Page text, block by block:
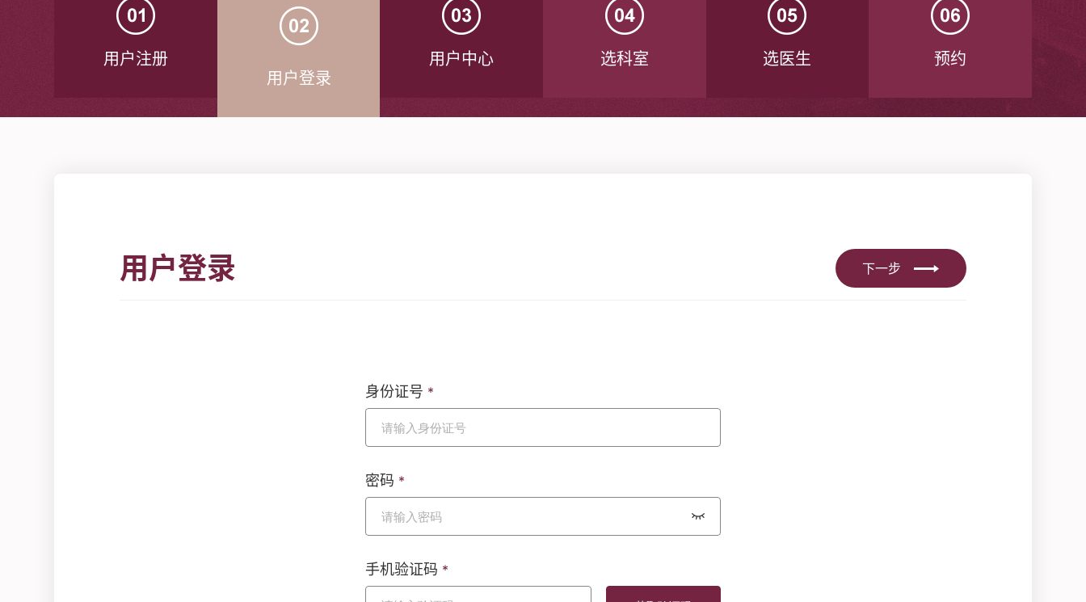
用户注册
用户登录
用户中心 选科室 选医生 预约
用户登录 下一步
身份证号 *
密码 *
手机验证码 *